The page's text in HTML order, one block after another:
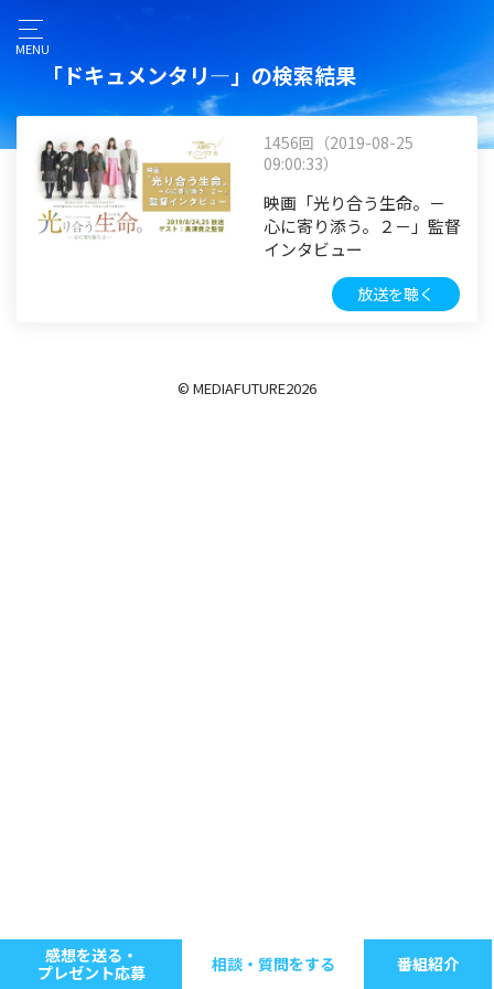
MENU
「ドキュメンタリ―」の検索結果
1456回（2019-08-25
09:00:33）
映画「光り合う生命。－
心に寄り添う。２－」監督
インタビュー
放送を聴く
© MEDIAFUTURE2026
感想を送る・
プレゼント応募
相談・質問をする 番組紹介